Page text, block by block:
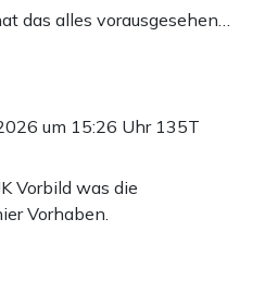
das alles vorausgesehen…
um 15:26 Uhr 135T
Vorbild was die
Vorhaben.